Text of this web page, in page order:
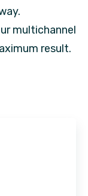
multichannel
result.